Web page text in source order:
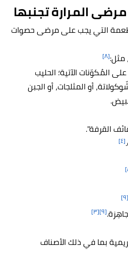
المرارة تجنبها
التي يجب على مرضى حصوات
مثل:[٨]
المُكوّنات الآتية؛ الحليب
أو المثلجات، أو الجبن
القرفة".
[٤]
[٩]
[٩] [٣]
بما في ذلك الأصناف